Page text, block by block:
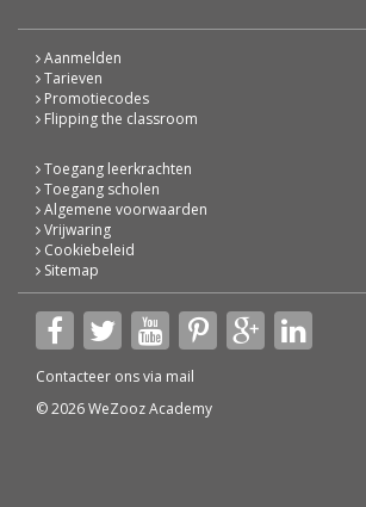
Aanmelden
Tarieven
Promotiecodes
Flipping the classroom
Toegang leerkrachten
Toegang scholen
Algemene voorwaarden
Vrijwaring
Cookiebeleid
Sitemap
Contacteer ons via mail
© 2026 WeZooz Academy